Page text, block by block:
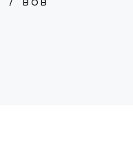
/ BOB